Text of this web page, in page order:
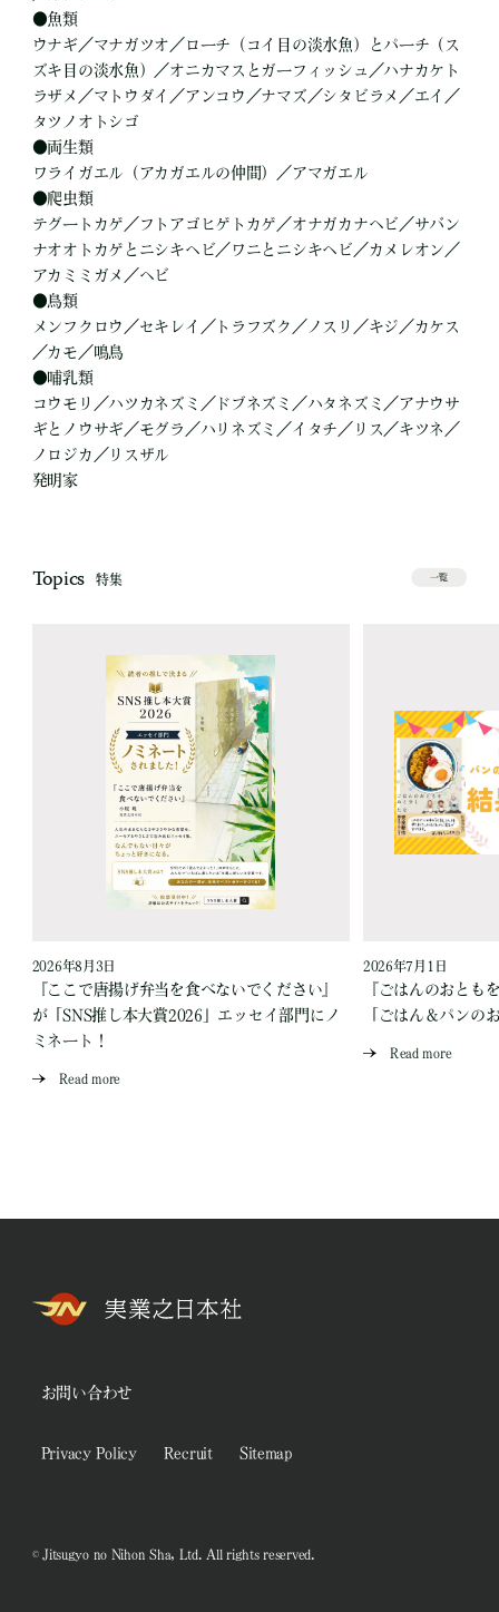
●魚類
ウナギ／マナガツオ／ローチ（コイ目の淡水魚）とパーチ（ス
ズキ目の淡水魚）／オニカマスとガーフィッシュ／ハナカケト
ラザメ／マトウダイ／アンコウ／ナマズ／シタビラメ／エイ／
タツノオトシゴ
●両生類
ワライガエル（アカガエルの仲間）／アマガエル
●爬虫類
テグートカゲ／フトアゴヒゲトカゲ／オナガカナヘビ／サバン
ナオオトカゲとニシキヘビ／ワニとニシキヘビ／カメレオン／
アカミミガメ／ヘビ
●鳥類
メンフクロウ／セキレイ／トラフズク／ノスリ／キジ／カケス
／カモ／鳴鳥
●哺乳類
コウモリ／ハツカネズミ／ドブネズミ／ハタネズミ／アナウサ
ギとノウサギ／モグラ／ハリネズミ／イタチ／リス／キツネ／
ノロジカ／リスザル
発明家
Topics 特集 一覧
2026年8月3日
『ここで唐揚げ弁当を食べないでください』
が「SNS推し本大賞2026」エッセイ部門にノ
ミネート！
Read more
2026年7月1日
『ごはんのおとも
「ごはん＆パンの
Read more
お問い合わせ
Privacy Policy Recruit Sitemap
© Jitsugyo no Nihon Sha, Ltd. All rights reserved.